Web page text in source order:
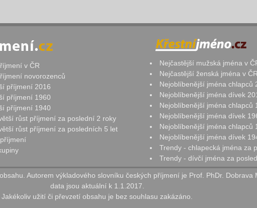
v ČR
novorozenců
příjmení 2016
příjmení 1960
příjmení 1940
růst příjmení za poslední 2 roky
růst příjmení za posledních 5 let
Nejčastější mužská jména v
Nejčastější ženská jména v ČR
Nejoblíbenější jména chlapců
Nejoblíbenější jména dívek
Nejoblíbenější jména chlapců
Nejoblíbenější jména dívek
Nejoblíbenější jména chlapců
Nejoblíbenější jména dívek
Trendy - chlapecká jména za
Trendy - dívčí jména za
Autorem výkladového slovníku českých příjmení je Prof. PhDr. Dobrava
data jsou aktuální k 1.1.2017.
Jakékoliv užití či převzetí obsahu je bez souhlasu zakázáno.